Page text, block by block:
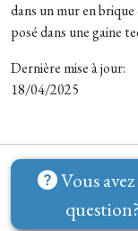
dans un mur en
posé dans une gaine
Dernière mise à jour:
18/04/2025
Vous
question?